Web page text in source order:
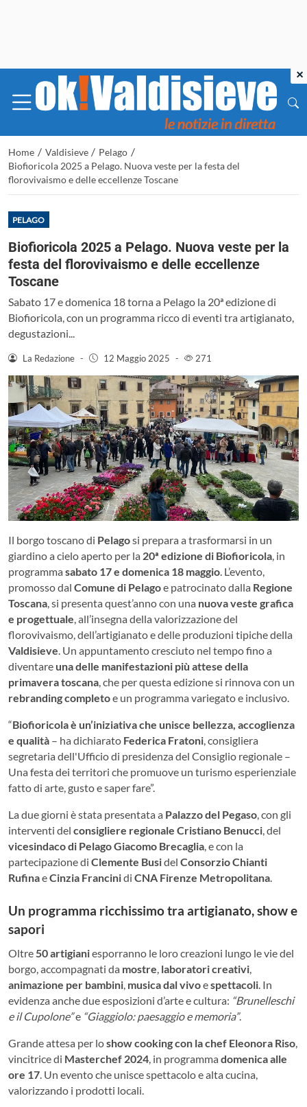
Home / Valdisieve / Pelago /
Biofioricola 2025 a Pelago. Nuova veste per la festa del
florovivaismo e delle eccellenze Toscane
PELAGO
Biofioricola 2025 a Pelago. Nuova veste per la
festa del florovivaismo e delle eccellenze
Toscane
Sabato 17 e domenica 18 torna a Pelago la 20ª edizione di
Biofioricola, con un programma ricco di eventi tra artigianato,
degustazioni...
La Redazione - 12 Maggio 2025 - 271
Il borgo toscano di Pelagosi prepara a trasformarsi in un
giardino a cielo aperto per la 20ª edizione di Biofioricola, in
programma sabato 17 e domenica 18 maggio. L’evento,
promosso dal Comune di Pelagoe patrocinato dalla Regione
Toscana, si presenta quest’anno con una nuova veste grafica
e progettuale, all’insegna della valorizzazione del
florovivaismo, dell’artigianato e delle produzioni tipiche della
Valdisieve. Un appuntamento cresciuto nel tempo fino a
diventare una delle manifestazioni più attese della
primavera toscana, che per questa edizione si rinnova con un
rebranding completoe un programma variegato e inclusivo.
“Biofioricola è un’iniziativa che unisce bellezza, accoglienza
e qualità – ha dichiarato Federica Fratoni, consigliera
segretaria dell'Ufficio di presidenza del Consiglio regionale –
Una festa dei territori che promuove un turismo esperienziale
fatto di arte, gusto e saper fare”.
La due giorni è stata presentata a Palazzo del Pegaso, con gli
interventi del consigliere regionale Cristiano Benucci, del
vicesindaco di Pelago Giacomo Brecaglia, e con la
partecipazione di Clemente Busidel Consorzio Chianti
RufinaeCinzia Francinidi CNA Firenze Metropolitana.
Un programma ricchissimo tra artigianato, show e
sapori
Oltre50 artigianiesporranno le loro creazioni lungo le vie del
borgo, accompagnati da mostre, laboratori creativi,
animazione per bambini, musica dal vivoespettacoli. In
evidenza anche due esposizioni d’arte e cultura: “Brunelleschi
e il Cupolone”e “Giaggiolo: paesaggio e memoria”.
Grande attesa per loshow cooking con la chef Eleonora Riso,
vincitrice di Masterchef 2024, in programma domenica alle
ore 17. Un evento che unisce spettacolo e alta cucina,
valorizzando i prodotti locali.
×